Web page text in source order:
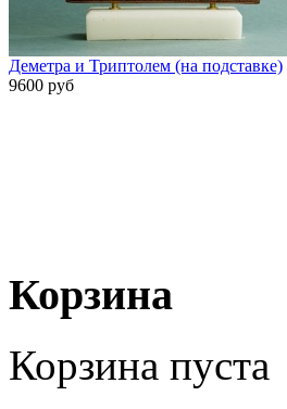
Деметра и Триптолем (на подставке)
9600 руб
Корзина
Корзина пуста